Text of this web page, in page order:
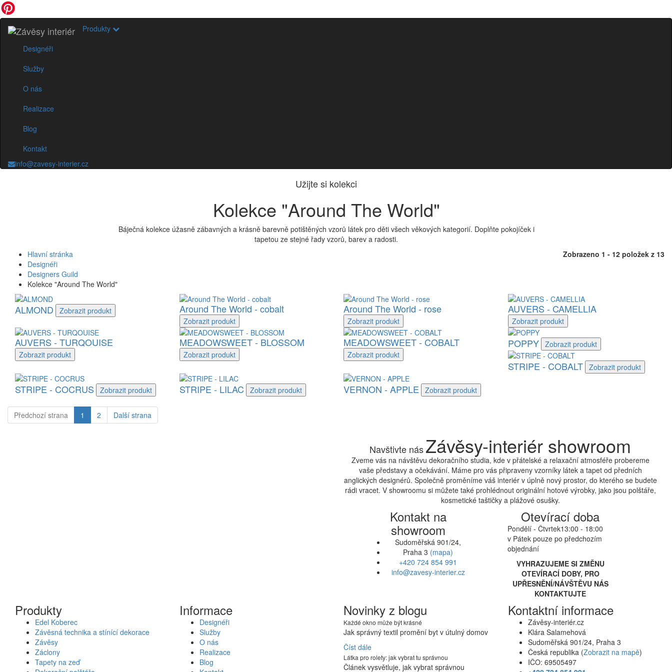
Produkty
Designéři
Služby
O nás
Realizace
Blog
Kontakt
info@zavesy-interier.cz
Užijte si kolekci
Kolekce "Around The World"
Báječná kolekce úžasně zábavných a krásně barevně potištěných vzorů látek pro děti všech věkových kategorií. Doplňte pokojíček i
tapetou ze stejné řady vzorů, barev a radosti.
Hlavní stránka
Designéři
Designers Guild
Kolekce "Around The World"
Zobrazeno 1 - 12 položek z 13
ALMOND Zobrazit produkt Around The World - cobalt
Zobrazit produkt
Around The World - rose
Zobrazit produkt
AUVERS - CAMELLIA
Zobrazit produkt
AUVERS - TURQOUISE
Zobrazit produkt
MEADOWSWEET - BLOSSOM
Zobrazit produkt
MEADOWSWEET - COBALT
Zobrazit produkt
POPPY Zobrazit produkt
STRIPE - COBALT Zobrazit produkt
STRIPE - COCRUS Zobrazit produkt STRIPE - LILAC Zobrazit produkt VERNON - APPLE Zobrazit produkt
Předchozí strana 1 2 Další strana
Navštivte násZávěsy-interiér showroom
Zveme vás na návštěvu dekoračního studia, kde v přátelské a relaxační atmosféře probereme
vaše představy a očekávání. Máme pro vás připraveny vzorníky látek a tapet od předních
anglických designérů. Společně proměníme váš interiér v úplně nový prostor, do kterého se budete
rádi vracet. V showroomu si můžete také prohlédnout originální hotové výrobky, jako jsou polštáře,
kosmetické taštičky a plážové osušky.
Kontakt na
showroom
Sudoměřská 901/24,
Praha 3 (mapa)
+420 724 854 991
info@zavesy-interier.cz
Otevírací doba
Pondělí - Čtvrtek13:00 - 18:00
v Pátek pouze po předchozím
objednání
VYHRAZUJEME SI ZMĚNU
OTEVÍRACÍ DOBY, PRO
UPŘESNĚNÍ/NÁVŠTĚVU NÁS
KONTAKTUJTE
Produkty
Edel Koberec
Závěsná technika a stínící dekorace
Závěsy
Záclony
Tapety na zeď
Informace
Designéři
Služby
O nás
Realizace
Blog
Novinky z blogu
Každé okno může být krásné
Jak správný textil promění byt v útulný domov
Číst dále
Látka pro rolety: jak vybrat tu správnou
Článek vysvětluje, jak vybrat správnou
Kontaktní informace
Závěsy-interiér.cz
Klára Salamehová
Sudoměřská 901/24, Praha 3
Česká republika (Zobrazit na mapě)
IČO: 69505497